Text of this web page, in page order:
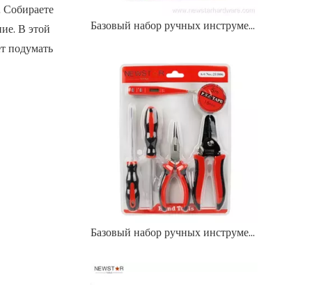
В этой
подумать
Базовый набор ручных инструментов для домашнего использования в блистерной упаковке
Базовый набор ручных инструментов в блистерной упаковке для домашнего использования